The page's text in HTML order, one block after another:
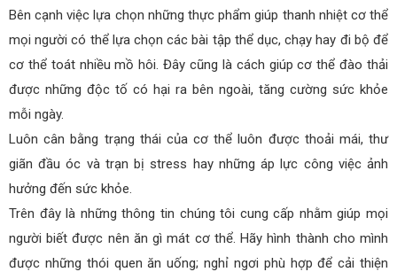
Bên cạnh việc lựa chọn những thực phẩm giúp thanh nhiệt cơ thể
mọi người có thể lựa chọn các bài tập thể dục, chạy hay đi bộ để
cơ thể toát nhiều mồ hôi. Đây cũng là cách giúp cơ thể đào thải
được những độc tố có hại ra bên ngoài, tăng cường sức khỏe
mỗi ngày.
Luôn cân bằng trạng thái của cơ thể luôn được thoải mái, thư
giãn đầu óc và trạn bị stress hay những áp lực công việc ảnh
hưởng đến sức khỏe.
Trên đây là những thông tin chúng tôi cung cấp nhằm giúp mọi
người biết được nên ăn gì mát cơ thể. Hãy hình thành cho mình
được những thói quen ăn uống; nghỉ ngơi phù hợp để cải thiện